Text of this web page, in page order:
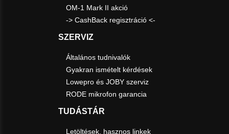
OM-1 Mark II akció
-> CashBack regisztráció <-
SZERVIZ
Általános tudnivalók
Gyakran ismételt kérdések
Lowepro és JOBY szerviz
RODE mikrofon garancia
TUDÁSTÁR
Letöltések, hasznos linkek